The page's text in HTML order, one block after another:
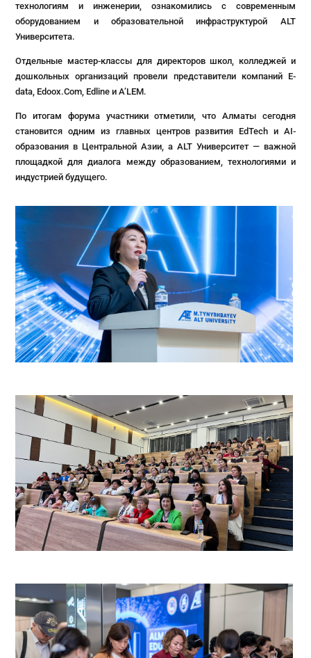
технологиям и инженерии, ознакомились с современным
оборудованием и образовательной инфраструктурой ALT
Университета.
Отдельные мастер-классы для директоров школ, колледжей и
дошкольных организаций провели представители компаний E-
data, Edoox.Com, Edline и A’LEM.
По итогам форума участники отметили, что Алматы сегодня
становится одним из главных центров развития EdTech и AI-
образования в Центральной Азии, а ALT Университет — важной
площадкой для диалога между образованием, технологиями и
индустрией будущего.